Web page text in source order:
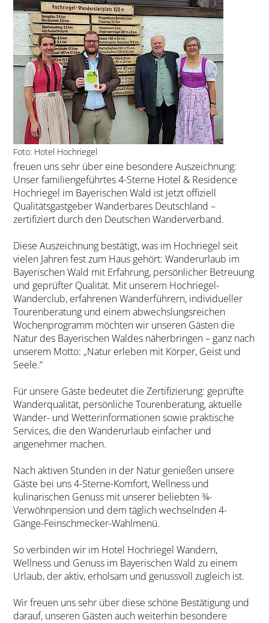
Foto: Hotel Hochriegel
freuen uns sehr über eine besondere Auszeichnung:
Unser familiengeführtes 4-Sterne Hotel & Residence
Hochriegel im Bayerischen Wald ist jetzt offiziell
Qualitätsgastgeber Wanderbares Deutschland –
zertifiziert durch den Deutschen Wanderverband.
Diese Auszeichnung bestätigt, was im Hochriegel seit
vielen Jahren fest zum Haus gehört: Wanderurlaub im
Bayerischen Wald mit Erfahrung, persönlicher Betreuung
und geprüfter Qualität. Mit unserem Hochriegel-
Wanderclub, erfahrenen Wanderführern, individueller
Tourenberatung und einem abwechslungsreichen
Wochenprogramm möchten wir unseren Gästen die
Natur des Bayerischen Waldes näherbringen – ganz nach
unserem Motto: „Natur erleben mit Körper, Geist und
Seele.“
Für unsere Gäste bedeutet die Zertifizierung: geprüfte
Wanderqualität, persönliche Tourenberatung, aktuelle
Wander- und Wetterinformationen sowie praktische
Services, die den Wanderurlaub einfacher und
angenehmer machen.
Nach aktiven Stunden in der Natur genießen unsere
Gäste bei uns 4-Sterne-Komfort, Wellness und
kulinarischen Genuss mit unserer beliebten ¾-
Verwöhnpension und dem täglich wechselnden 4-
Gänge-Feinschmecker-Wahlmenü.
So verbinden wir im Hotel Hochriegel Wandern,
Wellness und Genuss im Bayerischen Wald zu einem
Urlaub, der aktiv, erholsam und genussvoll zugleich ist.
Wir freuen uns sehr über diese schöne Bestätigung und
darauf, unseren Gästen auch weiterhin besondere